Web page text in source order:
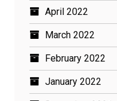
April 2022
March 2022
February 2022
January 2022